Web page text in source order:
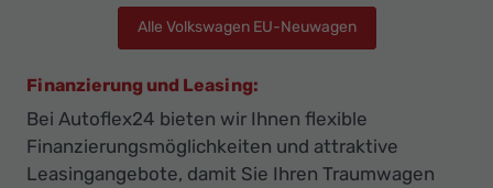
Alle Volkswagen EU-Neuwagen
Finanzierung und Leasing:
Bei Autoflex24 bieten wir Ihnen flexible
Finanzierungsmöglichkeiten und attraktive
Leasingangebote, damit Sie Ihren Traumwagen